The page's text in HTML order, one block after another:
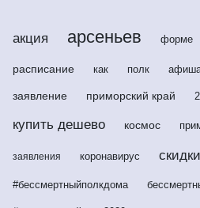
акция арсеньев форме
расписание как полк
заявление приморский край
купить дешево космос
заявления коронавирус скидки
#бессмертныйполкдома